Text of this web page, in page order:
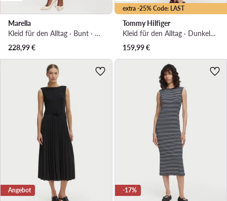
Marella
Kleid für den Alltag · Bunt · Midi
228,99€
extra -25% Code: LAST
Tommy Hilfiger
Kleid für den Alltag · Dunkelblau · Midi
159,99€
Angebot -17%